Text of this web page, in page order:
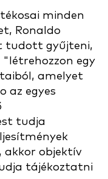
minden
Ronaldo
tudott gyűjteni,
egy
amelyet
az egyes
tudja
akkor objektív
tájékoztatni